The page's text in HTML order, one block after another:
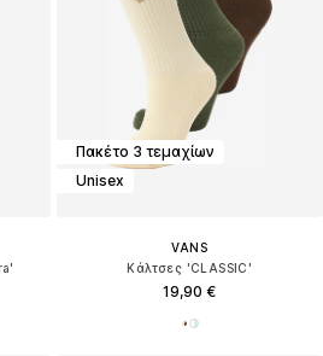
Πακέτο 3 τεμαχίων
Unisex
VANS
Κάλτσες 'CLASSIC'
19,90 €